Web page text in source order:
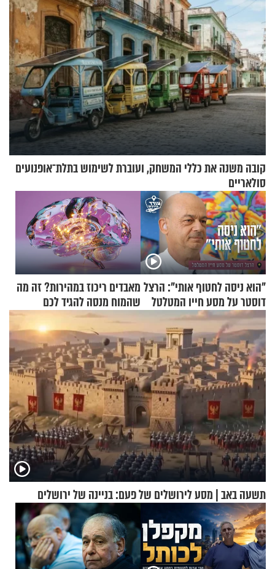
קובה משנה את כללי המשחק, ועוברת לשימוש בתלת־אופנועים
סולאריים
"הוא ניסה לחטוף אותי": הרצל
דוסטר על מסע חייו המטלטל
מאבדים ריכוז במהירות? זה מה
שהמוח מנסה להגיד לכם
תשעה באב | מסע לירושלים של פעם: בניינה של ירושלים